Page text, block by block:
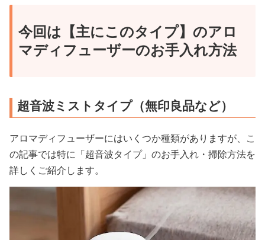
今回は【主にこのタイプ】のアロ
マディフューザーのお手入れ方法
超音波ミストタイプ（無印良品など）
アロマディフューザーにはいくつか種類がありますが、こ
の記事では特に「超音波タイプ」のお手入れ・掃除方法を
詳しくご紹介します。